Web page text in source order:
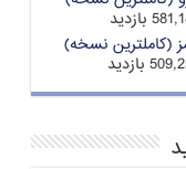
(کاملترین نسخه)